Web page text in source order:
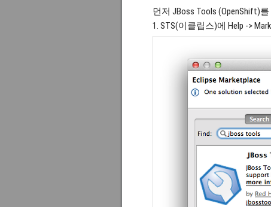
먼저 JBoss Tools (OpenShift)
1. STS(이클립스)에 Help ->